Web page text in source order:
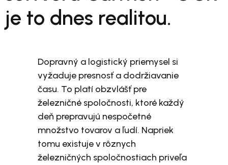
je to dnes realitou.
Dopravný a logistický priemysel si
vyžaduje presnosť a dodržiavanie
času. To platí obzvlášť pre
železničné spoločnosti, ktoré každý
deň prepravujú nespočetné
množstvo tovarov a ľudí. Napriek
tomu existuje v rôznych
železničných spoločnostiach priveľa